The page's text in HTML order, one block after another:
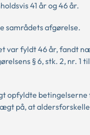
41 år og 46 år.
samrådets afgørelse.
var fyldt 46 år, fandt
§ 6, stk. 2, nr. 1
opfyldte
på, at